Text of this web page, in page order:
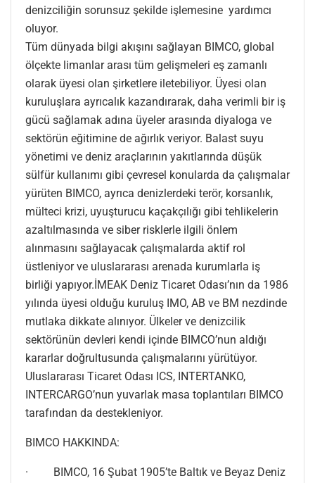
denizciliğin sorunsuz şekilde işlemesine yardımcı
oluyor.
Tüm dünyada bilgi akışını sağlayan BIMCO, global
ölçekte limanlar arası tüm gelişmeleri eş zamanlı
olarak üyesi olan şirketlere iletebiliyor. Üyesi olan
kuruluşlara ayrıcalık kazandırarak, daha verimli bir iş
gücü sağlamak adına üyeler arasında diyaloga ve
sektörün eğitimine de ağırlık veriyor. Balast suyu
yönetimi ve deniz araçlarının yakıtlarında düşük
sülfür kullanımı gibi çevresel konularda da çalışmalar
yürüten BIMCO, ayrıca denizlerdeki terör, korsanlık,
mülteci krizi, uyuşturucu kaçakçılığı gibi tehlikelerin
azaltılmasında ve siber risklerle ilgili önlem
alınmasını sağlayacak çalışmalarda aktif rol
üstleniyor ve uluslararası arenada kurumlarla iş
birliği yapıyor.İMEAK Deniz Ticaret Odası’nın da 1986
yılında üyesi olduğu kuruluş IMO, AB ve BM nezdinde
mutlaka dikkate alınıyor. Ülkeler ve denizcilik
sektörünün devleri kendi içinde BIMCO’nun aldığı
kararlar doğrultusunda çalışmalarını yürütüyor.
Uluslararası Ticaret Odası ICS, INTERTANKO,
INTERCARGO’nun yuvarlak masa toplantıları BIMCO
tarafından da destekleniyor.
BIMCO HAKKINDA:
· BIMCO, 16 Şubat 1905’te Baltık ve Beyaz Deniz